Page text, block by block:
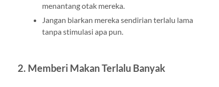
menantang otak mereka.
Jangan biarkan mereka sendirian terlalu lama
tanpa stimulasi apa pun.
2. Memberi Makan Terlalu Banyak